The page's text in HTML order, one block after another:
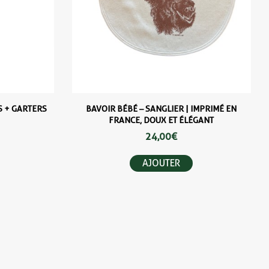
+ GARTERS
BAVOIR BÉBÉ – SANGLIER | IMPRIMÉ EN
FRANCE, DOUX ET ÉLÉGANT
24,00 €
AJOUTER